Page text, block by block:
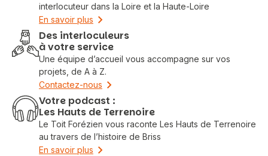
interlocuteur dans la Loire et la Haute-Loire
En savoir plus
Des interloculeurs
à votre service
Une équipe d’accueil vous accompagne sur vos
projets, de A à Z.
Contactez-nous
Votre podcast :
Les Hauts de Terrenoire
Le Toit Forézien vous raconte Les Hauts de Terrenoire
au travers de l’histoire de Briss
En savoir plus